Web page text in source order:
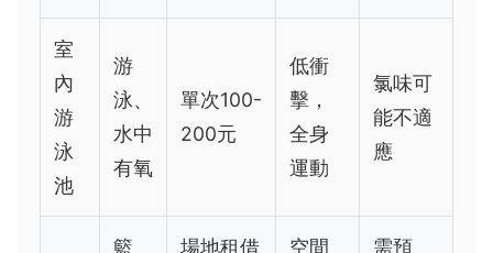
室
內
游
泳
池
游
泳、
水中
有氧
單次100-
200元
低衝
擊，
全身
運動
氯味可
能不適
應
籃 場地租借 空間 需預